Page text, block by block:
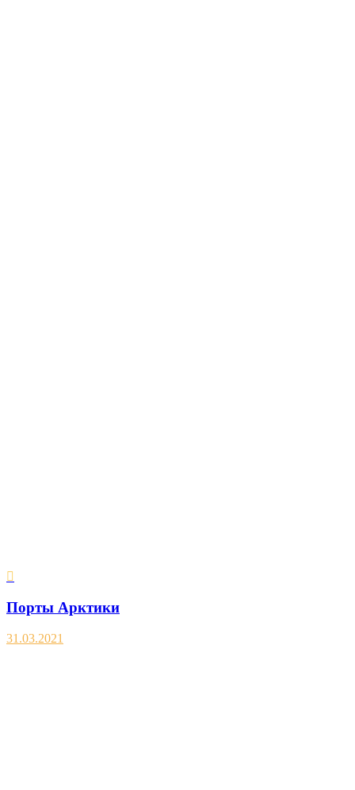
Порты Арктики
31.03.2021